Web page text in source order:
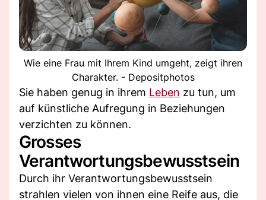
Wie eine Frau mit Ihrem Kind umgeht, zeigt ihren
Charakter. - Depositphotos
Sie haben genug in ihrem Leben zu tun, um
auf künstliche Aufregung in Beziehungen
verzichten zu können.
Grosses
Verantwortungsbewusstsein
Durch ihr Verantwortungsbewusstsein
strahlen vielen von ihnen eine Reife aus, die